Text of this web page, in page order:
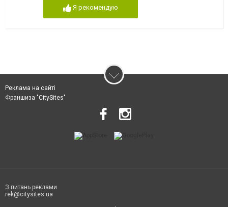
Я рекомендую
Реклама на сайті
Франшиза "CitySites"
З питань реклами
rek@citysites.ua